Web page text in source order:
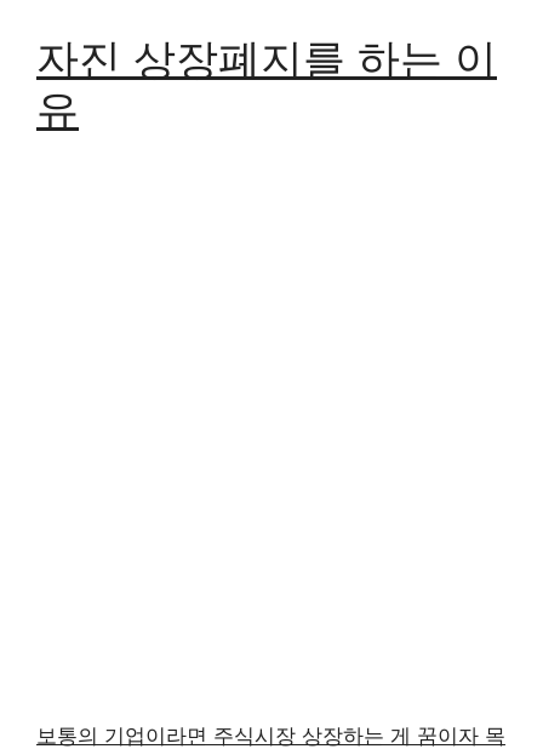
자진 상장폐지를 하는 이
유
보통의 기업이라면 주식시장 상장하는 게 꿈이자 목